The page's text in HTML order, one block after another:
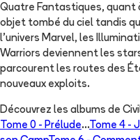
Quatre Fantastiques, quant
objet tombé du ciel tandis
l'univers Marvel, les
Warriors deviennent les
parcourent les routes des
nouveaux exploits.
Découvrez les albums de
Tome 0 - Prélude...Tome 4 -